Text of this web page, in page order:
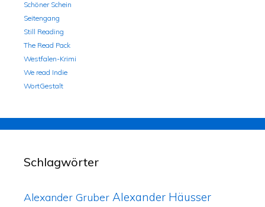
Schöner Schein
Seitengang
Still Reading
The Read Pack
Westfalen-Krimi
We read Indie
WortGestalt
Schlagwörter
Alexander Gruber Alexander Häusser